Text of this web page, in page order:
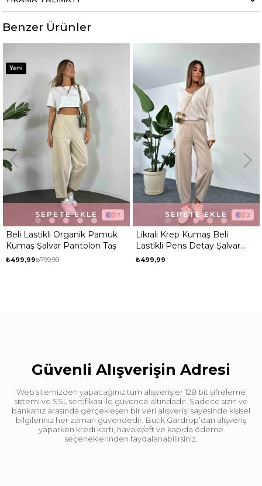
Günlük
Benzer Ürünler
7
Beli Lastikli Organik Pamuk
Kumaş Şalvar Pantolon Taş
₺499,99₺799,99
SEPETE EKLE
Yeni
2
Likralı Krep Kumaş Beli
Lastikli Pens Detay Şalvar
Pantolon Taş
₺499,99
SEPETE EKLE
Güvenli Alışverişin Adresi
Web sitemizden yapacağınız tüm alışverişler 128 bit şifreleme
sistemi ve SSL sertifikası ile güvence altındadır. Sadece sizin ve
bankanız arasında gerçekleşen bir veri alışverişi sayesinde kişisel
bilgileriniz her zaman güvendedir. Butik Gardrop’dan alışveriş
yaparken kredi kartı, havale/eft ve kapıda ödeme
seçeneklerinden faydalanabilirsiniz.